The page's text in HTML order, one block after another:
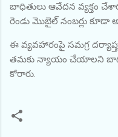
బాధితులు ఆవేదన వ్యక్తం
రెండు మొబైల్ నంబర్లు కూడా
ఈ వ్యవహారంపై సమగ్ర
తమకు న్యాయం చేయాలని
కోరారు.